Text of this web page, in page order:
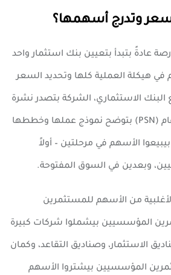
وتدرج أسهمها؟
عادةً بتبدأ بتعيين بنك استثمار واحد
هيكلة العملية كلها وتحديد السعر
البنك الاستثماري، الشركة بتصدر نشرة
اكتتاب وإعلان اكتتاب عام (PSN) بتوضح نموذج عملها وخططها
الأسهم في مرحلتين – أولاً
وبعدين في السوق المفتوحة.
من الأسهم للمستثمرين
المؤسسيين بيشملوا شركات كبيرة
الاستثمار، وصناديق التقاعد، وكمان
المؤسسيين بيشتروا الأسهم